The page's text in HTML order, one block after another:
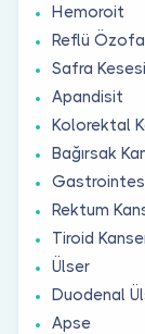
Hemoroit
Reflü
Safra
Apandisit
Kolorektal
Bağırsak
Rektum
Tiroid
Ülser
Duodenal
Apse